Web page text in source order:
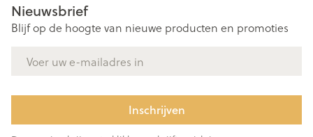
Nieuwsbrief
Blijf op de hoogte van nieuwe producten en promoties
Inschrijven